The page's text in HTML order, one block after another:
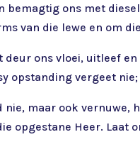
bemagtig ons met
van die lewe en om
ons vloei, uitleef
opstanding vergeet
nie, maar ook
opgestane Heer. Laat